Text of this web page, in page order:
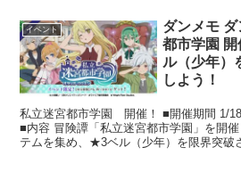
イベント
ダンメモ
都市学園
ル（少年）
しよう！
私立迷宮都市学園 開催！ ■開催期間 1/
■内容 冒険譚「私立迷宮都市学園」を開
テムを集め、★3ベル（少年）を限界突破させよう！